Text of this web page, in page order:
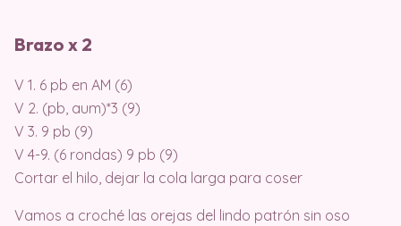
Brazo x 2
V 1. 6 pb en AM (6)
V 2. (pb, aum)*3 (9)
V 3. 9 pb (9)
V 4-9. (6 rondas) 9 pb (9)
Cortar el hilo, dejar la cola larga para coser
Vamos a croché las orejas del lindo patrón sin oso